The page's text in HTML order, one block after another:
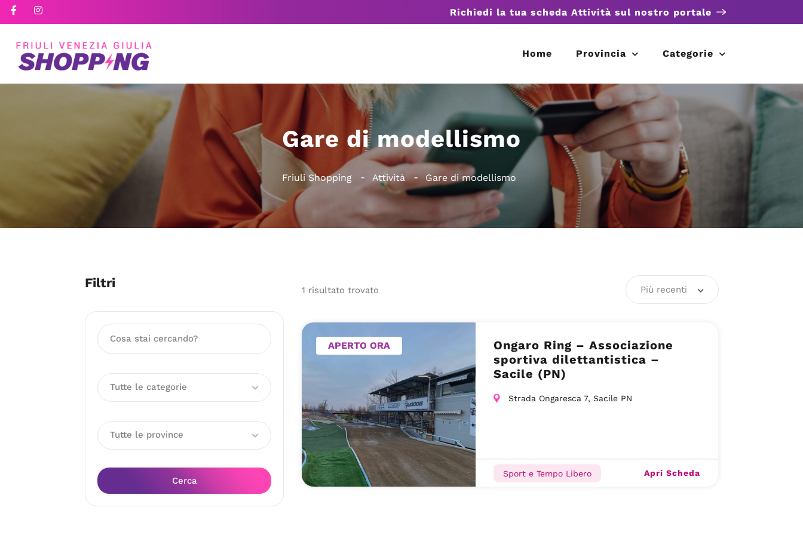
Richiedi la tua scheda Attività sul nostro portale
Home Provincia Categorie
Gare di modellismo
Friuli Shopping Attività Gare di modellismo
Filtri
Tutte le categorie
Tutte le province
Cerca
1 risultato trovato Più recenti
APERTO ORA
Ongaro Ring – Associazione
sportiva dilettantistica –
Sacile (PN)
Strada Ongaresca 7, Sacile PN
Sport e Tempo Libero Apri Scheda